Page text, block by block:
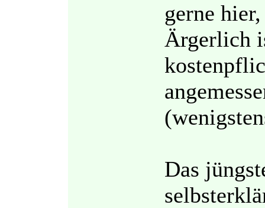
gerne
Ärgerlich
Das